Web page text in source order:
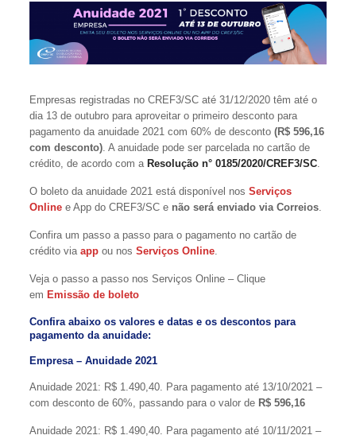
Empresas registradas no CREF3/SC até 31/12/2020 têm até o
dia 13 de outubro para aproveitar o primeiro desconto para
pagamento da anuidade 2021 com 60% de desconto(R$ 596,16
com desconto) . A anuidade pode ser parcelada no cartão de
crédito, de acordo com a Resolução n° 0185/2020/CREF3/SC
O boleto da anuidade 2021 está disponível nosServiços
Online e App do CREF3/SC e não será enviado via Correios
Confira um passo a passo para o pagamento no cartão de
crédito viaapp ou nosServiços Online
Veja o passo a passo nos Serviços Online – Clique
em Emissão de boleto
Confira abaixo os valores e datas e os descontos para
pagamento da anuidade:
Empresa – Anuidade 2021
Anuidade 2021: R$ 1.490,40. Para pagamento até 13/10/2021 –
com desconto de 60%, passando para o valor de R$ 596,16
Anuidade 2021: R$ 1.490,40. Para pagamento até 10/11/2021 –